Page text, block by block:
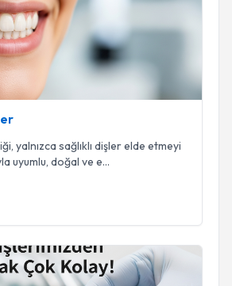
yalnızca sağlıklı dişler elde etmeyi
uyumlu, doğal ve e...
Alakalı Bilmeniz Gerekenler